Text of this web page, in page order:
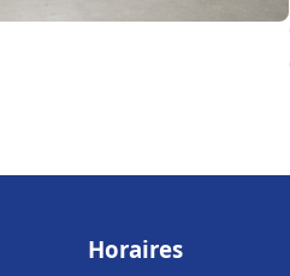
Horaires